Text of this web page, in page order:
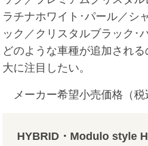
ラチナホワイト･パール／シ
ック／クリスタルブラック･
どのような車種が追加され
大に注目したい。
メーカー希望小売価格（税
HYBRID・Modulo style